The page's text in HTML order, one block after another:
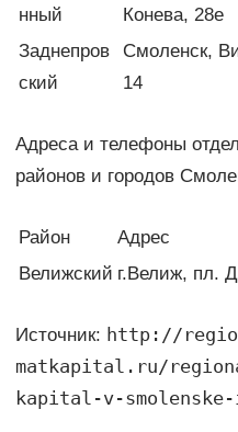
нный
Конева, 28е
Заднепров
ский
Смоленск,
14
Адреса и телефоны
районов и городов
Район Адрес
Велижский г.Велиж, пл.
Источник: http://
matkapital.ru/
kapital-v-